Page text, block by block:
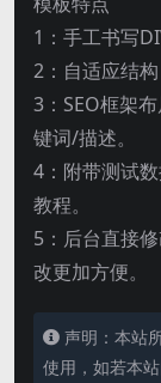
1：手工书写
2：自适应结
3：SEO框架
键词/描述。
4：附带测试
教程。
5：后台直接
改更加方便。
声明：本站
使用，如若本